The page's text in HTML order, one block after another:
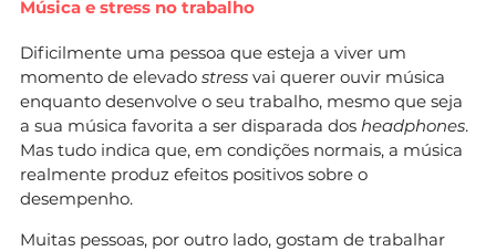
Música e stress no trabalho
Dificilmente uma pessoa que esteja a viver um
momento de elevado stress vai querer ouvir música
enquanto desenvolve o seu trabalho, mesmo que seja
a sua música favorita a ser disparada dos headphones.
Mas tudo indica que, em condições normais, a música
realmente produz efeitos positivos sobre o
desempenho.
Muitas pessoas, por outro lado, gostam de trabalhar